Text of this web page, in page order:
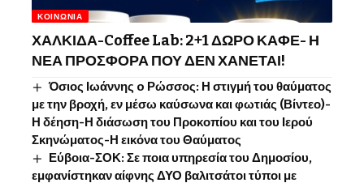
ΚΟΙΝΩΝΊΑ
ΧΑΛΚΙΔΑ-Coffee Lab: 2+1 ΔΩΡΟ ΚΑΦΕ- Η
ΝΕΑ ΠΡΟΣΦΟΡΑ ΠΟΥ ΔΕΝ ΧΑΝΕΤΑΙ!
Όσιος Ιωάννης o Ρώσσος: Η στιγμή του θαύματος
με την βροχή, εν μέσω καύσωνα και φωτιάς (Βίντεο)-
Η δέηση-Η διάσωση του Προκοπίου και του Ιερού
Σκηνώματος-Η εικόνα του Θαύματος
Εύβοια-ΣΟΚ: Σε ποια υπηρεσία του Δημοσίου,
εμφανίστηκαν αίφνης ΔΥΟ βαλιτσάτοι τύποι με